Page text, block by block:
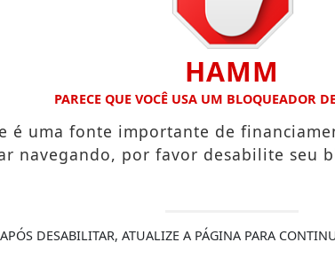
que chegam a R$ 3,8 mil
Igreja do Divino
sobre sua viagem ao Canadá e destaca o
feira (21)
Aceleradora paranaense abre
moradora que teve a casa destruída por
PCPR prende homem em Palmas
HAMM
PARECE QUE VOCÊ USA UM BLOQUEADOR
é uma fonte importante de
navegando, por favor desabilite seu
APÓS DESABILITAR, ATUALIZE A PÁGINA PARA